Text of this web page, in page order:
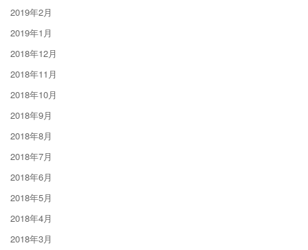
2019年2月
2019年1月
2018年12月
2018年11月
2018年10月
2018年9月
2018年8月
2018年7月
2018年6月
2018年5月
2018年4月
2018年3月